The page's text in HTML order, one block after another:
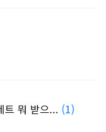
트 뭐 받으... (1)